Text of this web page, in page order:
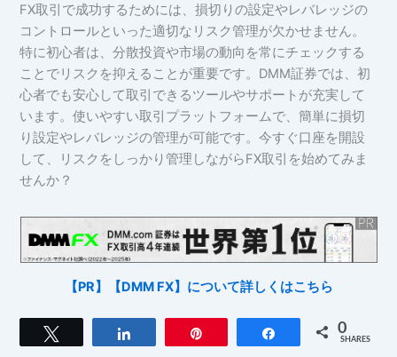
FX取引で成功するためには、損切りの設定やレバレッジの
コントロールといった適切なリスク管理が欠かせません。
特に初心者は、分散投資や市場の動向を常にチェックする
ことでリスクを抑えることが重要です。DMM証券では、初
心者でも安心して取引できるツールやサポートが充実して
います。使いやすい取引プラットフォームで、簡単に損切
り設定やレバレッジの管理が可能です。今すぐ口座を開設
して、リスクをしっかり管理しながらFX取引を始めてみま
せんか？
【PR】【DMM FX】について詳しくはこちら
Share 0
SHARES